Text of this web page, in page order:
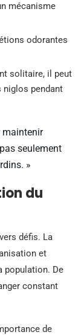
mécanisme
odorantes
solitaire, il peut
niglos pendant
maintenir
seulement
»
du
défis. La
et
population. De
constant
de